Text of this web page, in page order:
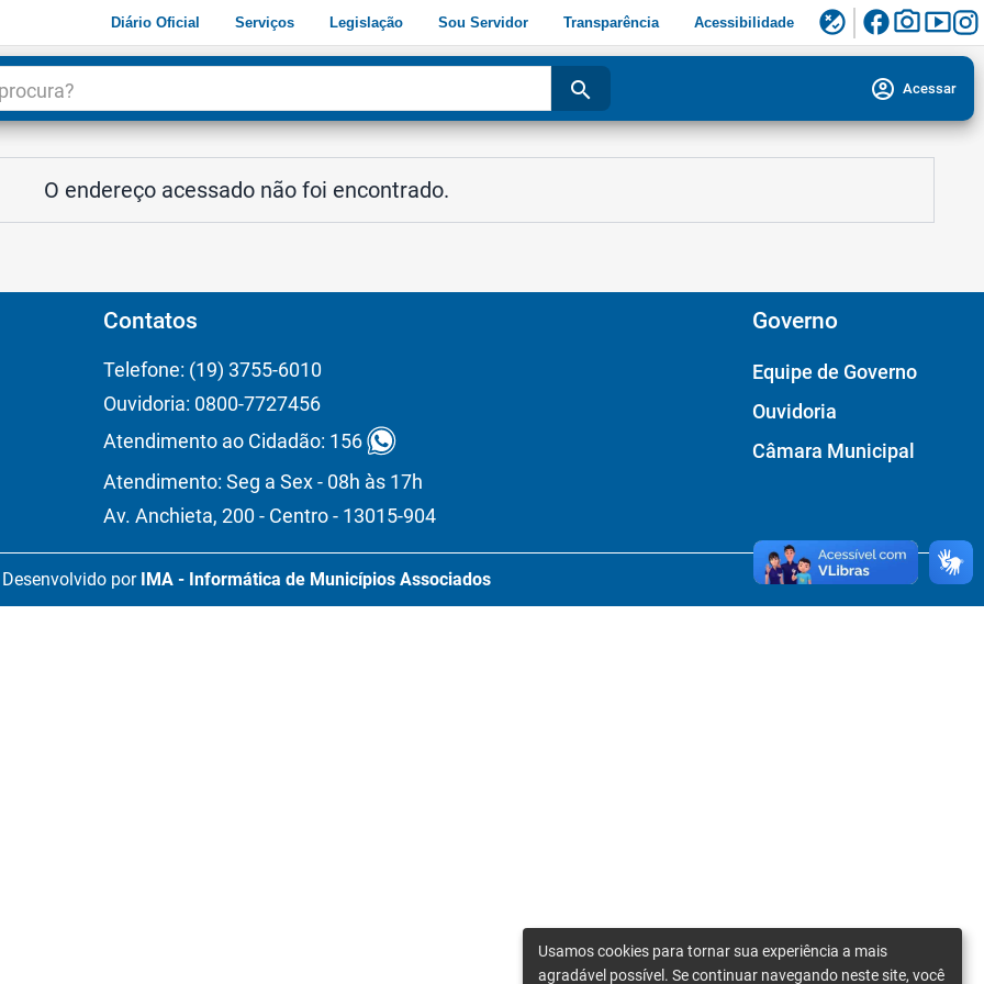
Diário Oficial Serviços Legislação Sou Servidor Transparência Acessibilidade flaky facebookphoto_camerasmart_display
search account_circle Acessar
O endereço acessado não foi encontrado.
Contatos
Telefone: (19) 3755-6010
Ouvidoria: 0800-7727456
Atendimento ao Cidadão: 156
Atendimento: Seg a Sex - 08h às 17h
Av. Anchieta, 200 - Centro - 13015-904
Governo
Equipe de Governo
Ouvidoria
Câmara Municipal
Desenvolvido por IMA - Informática de Municípios Associados
Usamos cookies para tornar sua experiência a mais
agradável possível. Se continuar navegando neste site, você